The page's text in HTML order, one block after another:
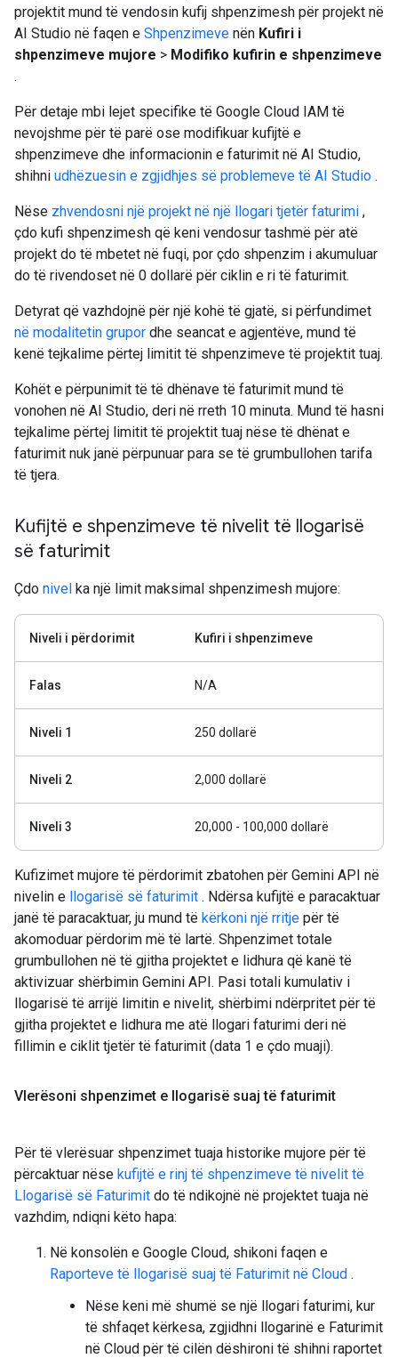
projektit mund të vendosin kufij shpenzimesh për projekt në
AI Studio në faqen e Shpenzimeve nën Kufiri i
shpenzimeve mujore > Modifiko kufirin e shpenzimeve
.
Për detaje mbi lejet specifike të Google Cloud IAM të
nevojshme për të parë ose modifikuar kufijtë e
shpenzimeve dhe informacionin e faturimit në AI Studio,
shihni udhëzuesin e zgjidhjes së problemeve të AI Studio .
Nëse zhvendosni një projekt në një llogari tjetër faturimi ,
çdo kufi shpenzimesh që keni vendosur tashmë për atë
projekt do të mbetet në fuqi, por çdo shpenzim i akumuluar
do të rivendoset në 0 dollarë për ciklin e ri të faturimit.
Detyrat që vazhdojnë për një kohë të gjatë, si përfundimet
në modalitetin grupor dhe seancat e agjentëve, mund të
kenë tejkalime përtej limitit të shpenzimeve të projektit tuaj.
Kohët e përpunimit të të dhënave të faturimit mund të
vonohen në AI Studio, deri në rreth 10 minuta. Mund të hasni
tejkalime përtej limitit të projektit tuaj nëse të dhënat e
faturimit nuk janë përpunuar para se të grumbullohen tarifa
të tjera.
Kufijtë e shpenzimeve të nivelit të llogarisë
së faturimit
Çdo nivel ka një limit maksimal shpenzimesh mujore:
Niveli i përdorimit Kufiri i shpenzimeve
Falas N/A
Niveli 1 250 dollarë
Niveli 2 2,000 dollarë
Niveli 3 20,000 - 100,000 dollarë
Kufizimet mujore të përdorimit zbatohen për Gemini API në
nivelin e llogarisë së faturimit . Ndërsa kufijtë e paracaktuar
janë të paracaktuar, ju mund të kërkoni një rritje për të
akomoduar përdorim më të lartë. Shpenzimet totale
grumbullohen në të gjitha projektet e lidhura që kanë të
aktivizuar shërbimin Gemini API. Pasi totali kumulativ i
llogarisë të arrijë limitin e nivelit, shërbimi ndërpritet për të
gjitha projektet e lidhura me atë llogari faturimi deri në
fillimin e ciklit tjetër të faturimit (data 1 e çdo muaji).
Vlerësoni shpenzimet e llogarisë suaj të faturimit
Për të vlerësuar shpenzimet tuaja historike mujore për të
përcaktuar nëse kufijtë e rinj të shpenzimeve të nivelit të
Llogarisë së Faturimit do të ndikojnë në projektet tuaja në
vazhdim, ndiqni këto hapa:
Në konsolën e Google Cloud, shikoni faqen e
Raporteve të llogarisë suaj të Faturimit në Cloud .
Nëse keni më shumë se një llogari faturimi, kur
të shfaqet kërkesa, zgjidhni llogarinë e Faturimit
në Cloud për të cilën dëshironi të shihni raportet